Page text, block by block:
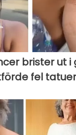
brister ut i
fel